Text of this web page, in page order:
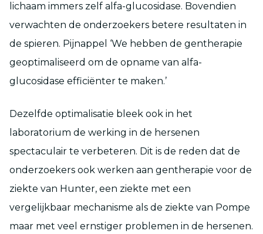
lichaam immers zelf alfa-glucosidase. Bovendien
verwachten de onderzoekers betere resultaten in
de spieren. Pijnappel ‘We hebben de gentherapie
geoptimaliseerd om de opname van alfa-
glucosidase efficiënter te maken.’
Dezelfde optimalisatie bleek ook in het
laboratorium de werking in de hersenen
spectaculair te verbeteren. Dit is de reden dat de
onderzoekers ook werken aan gentherapie voor de
ziekte van Hunter, een ziekte met een
vergelijkbaar mechanisme als de ziekte van Pompe
maar met veel ernstiger problemen in de hersenen.